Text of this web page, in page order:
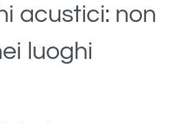
acustici: non
luoghi